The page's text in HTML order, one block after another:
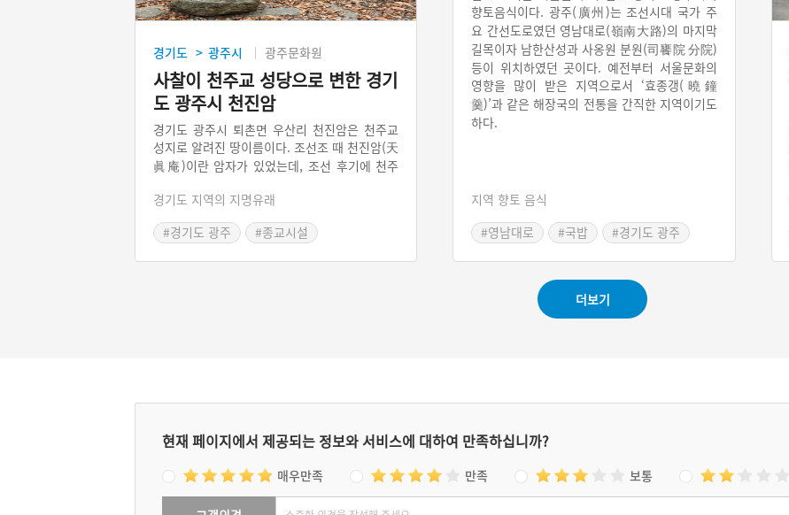
경기도 > 광주시 광주문화원
사찰이 천주교 성당으로 변한 경기
도 광주시 천진암
경기도 광주시 퇴촌면 우산리 천진암은 천주교
성지로 알려진 땅이름이다. 조선조 때 천진암(天
眞庵)이란 암자가 있었는데, 조선 후기에 천주
기서 기도를 올리고 천주교 관련 공부를 했다.
그중에는 정약용 형제들도 있다. 스님들이 천주
교인을 숨겨 주었다가 희생되었다는 이야기도
경기도 지역의 지명유래
#경기도 광주
#종교시설
향토음식이다. 광주(廣州)는 조선시대 국가 주
요 간선도로였던 영남대로(嶺南大路)의 마지막
길목이자 남한산성과 사옹원 분원(司饔院 分院)
등이 위치하였던 곳이다. 예전부터 서울문화의
영향을 많이 받은 지역으로서 ‘효종갱(曉鐘
羹)’과 같은 해장국의 전통을 간직한 지역이기도
하다.
지역 향토 음식
#영남대로
#국밥
#경기도 광주
더보기
현재 페이지에서 제공되는 정보와 서비스에 대하여 만족하십니까?
매우만족 만족 보통